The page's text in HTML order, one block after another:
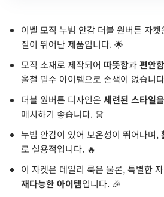
이벨 모직 누빔 안감 더블 원버튼 자켓
질이 뛰어난 제품입니다. 🌟
모직 소재로 제작되어 따뜻함과편안함
울철 필수 아이템으로 손색이 없습니
더블 원버튼 디자인은 세련된 스타일
매치하기 좋습니다. 👗
누빔 안감이 있어 보온성이 뛰어나며,
로 실용적입니다. 🔥
이 자켓은 데일리 룩은 물론, 특별한
재다능한 아이템입니다. 🎉